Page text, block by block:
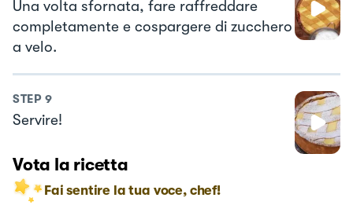
Una volta sfornata, fare raffreddare
completamente e cospargere di zucchero
a velo.
STEP 9
Servire!
Vota la ricetta
Fai sentire la tua voce, chef!